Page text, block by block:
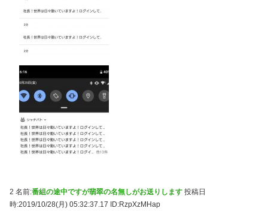
2 名前:番組の途中ですが翡翠の名無しがお送りします 投稿日
時:2019/10/28(月) 05:32:37.17 ID:RzpXzMHap